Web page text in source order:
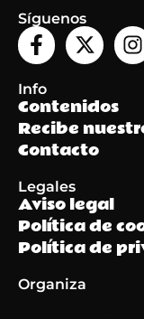
Síguenos
Info
Contenidos
Recibe
Contacto
Legales
Aviso legal
Política de
Política de
Organiza